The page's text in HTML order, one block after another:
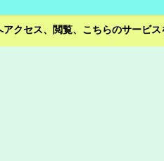
クセス、閲覧、こちらのサービ